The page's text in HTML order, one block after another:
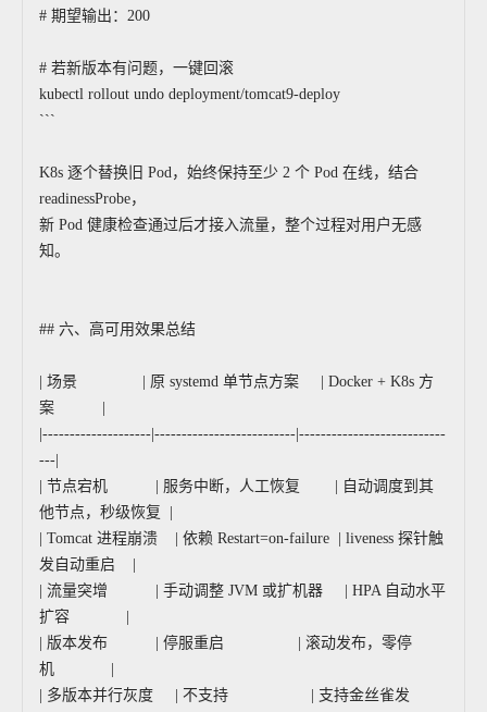
# 期望输出：200
# 若新版本有问题，一键回滚
kubectl rollout undo deployment/tomcat9-deploy
```
K8s 逐个替换旧 Pod，始终保持至少 2 个 Pod 在线，结合
readinessProbe，
新 Pod 健康检查通过后才接入流量，整个过程对用户无感
知。
## 六、高可用效果总结
| 场景 | 原 systemd 单节点方案 | Docker + K8s 方
案 |
|--------------------|--------------------------|---------------------------
---|
| 节点宕机 | 服务中断，人工恢复 | 自动调度到其
他节点，秒级恢复 |
| Tomcat 进程崩溃 | 依赖 Restart=on-failure | liveness 探针触
发自动重启 |
| 流量突增 | 手动调整 JVM 或扩机器 | HPA 自动水平
扩容 |
| 版本发布 | 停服重启 | 滚动发布，零停
机 |
| 多版本并行灰度 | 不支持 | 支持金丝雀发